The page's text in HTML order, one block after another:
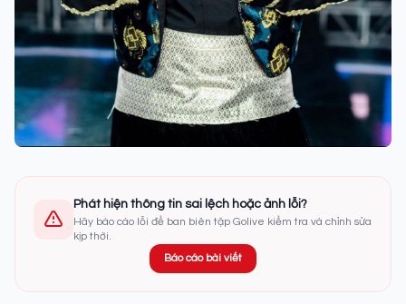
Phát hiện thông tin sai lệch hoặc ảnh lỗi?
Hãy báo cáo lỗi để ban biên tập Golive kiểm tra và chỉnh sửa
kịp thời.
Báo cáo bài viết